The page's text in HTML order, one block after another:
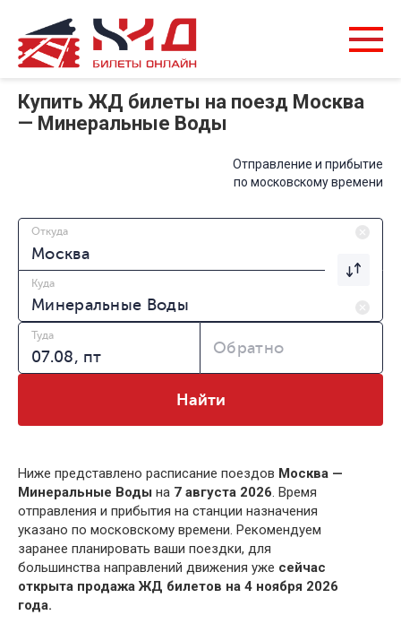
Купить ЖД билеты на поезд Москва
— Минеральные Воды
Отправление и прибытие
по московскому времени
Откуда
Куда
Туда
Обратно
Найти
Ниже представлено расписание поездов Москва —
Минеральные Воды на 7 августа 2026. Время
отправления и прибытия на станции назначения
указано по московскому времени. Рекомендуем
заранее планировать ваши поездки, для
большинства направлений движения уже сейчас
открыта продажа ЖД билетов на 4 ноября 2026
года.